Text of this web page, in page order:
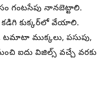
గంటసేపు నానబెట్టాలి.
కుక్కర్‌లో వేయాలి.
ముక్కలు, పసుపు,
ఐదు విజిల్స్ వచ్చే వరకు